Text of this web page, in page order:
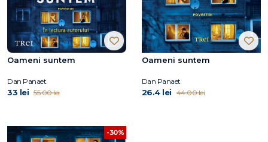
Oameni suntem
Dan Panaet
33 lei 55.00 lei
Oameni suntem
Dan Panaet
26.4 lei 44.00 lei
-30%